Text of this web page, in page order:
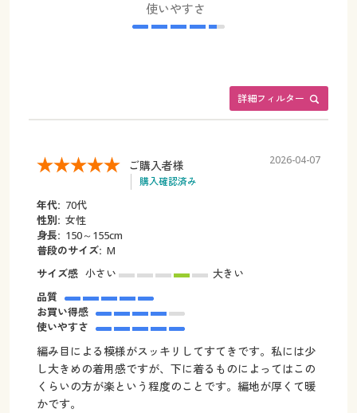
使いやすさ
詳細フィルター
ご購入者様
購入確認済み
2026-04-07
年代: 70代
性別: 女性
身長: 150～155cm
普段のサイズ: M
サイズ感 小さい
大きい
品質
お買い得感
使いやすさ
編み目による模様がスッキリしてすてきです。私には少
し大きめの着用感ですが、下に着るものによってはこの
くらいの方が楽という程度のことです。編地が厚くて暖
かです。